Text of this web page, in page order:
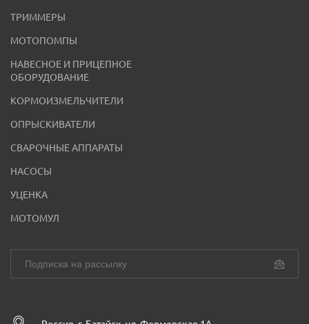
ТРИММЕРЫ
МОТОПОМПЫ
НАВЕСНОЕ И ПРИЦЕПНОЕ
ОБОРУДОВАНИЕ
КОРМОИЗМЕЛЬЧИТЕЛИ
ОПРЫСКИВАТЕЛИ
СВАРОЧНЫЕ АППАРАТЫ
НАСОСЫ
УЦЕНКА
МОТОМУЛ